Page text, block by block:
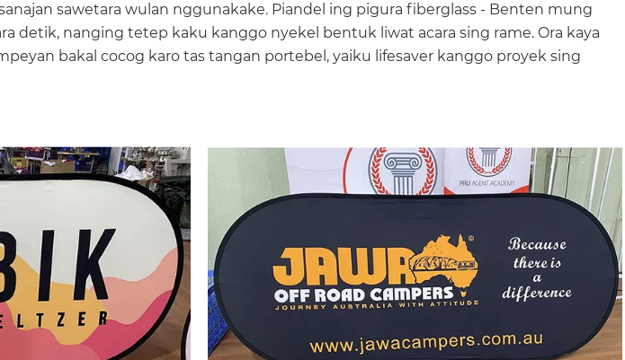
sawetara wulan nggunakake. Piandel ing pigura fiberglass - Benten mung
detik, nanging tetep kaku kanggo nyekel bentuk liwat acara sing rame. Ora kaya
bakal cocog karo tas tangan portebel, yaiku lifesaver kanggo proyek sing